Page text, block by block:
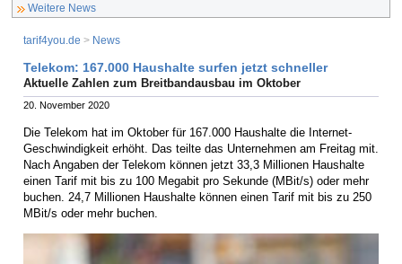
Weitere News
tarif4you.de > News
Telekom: 167.000 Haushalte surfen jetzt schneller
Aktuelle Zahlen zum Breitbandausbau im Oktober
20. November 2020
Die Telekom hat im Oktober für 167.000 Haushalte die Internet-
Geschwindigkeit erhöht. Das teilte das Unternehmen am Freitag mit.
Nach Angaben der Telekom können jetzt 33,3 Millionen Haushalte
einen Tarif mit bis zu 100 Megabit pro Sekunde (MBit/s) oder mehr
buchen. 24,7 Millionen Haushalte können einen Tarif mit bis zu 250
MBit/s oder mehr buchen.